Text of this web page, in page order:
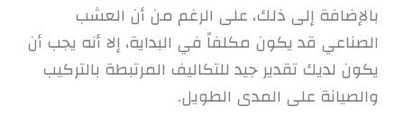
بالإضافة إلى ذلك، على الرغم من أن العشب
الصناعي قد يكون مكلفاً في البداية، إلا أنه يجب أن
يكون لديك تقدير جيد للتكاليف المرتبطة بالتركيب
والصيانة على المدى الطويل.